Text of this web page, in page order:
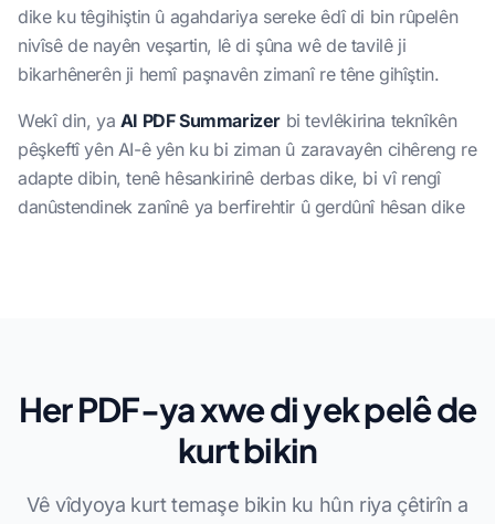
dike ku têgihiştin û agahdariya sereke êdî di bin rûpelên
nivîsê de nayên veşartin, lê di şûna wê de tavilê ji
bikarhênerên ji hemî paşnavên zimanî re têne gihîştin.
Wekî din, ya AI PDF Summarizer bi tevlêkirina teknîkên
pêşkeftî yên AI-ê yên ku bi ziman û zaravayên cihêreng re
adapte dibin, tenê hêsankirinê derbas dike, bi vî rengî
danûstendinek zanînê ya berfirehtir û gerdûnî hêsan dike
Her PDF-ya xwe di yek pelê de
kurt bikin
Vê vîdyoya kurt temaşe bikin ku hûn riya çêtirîn a